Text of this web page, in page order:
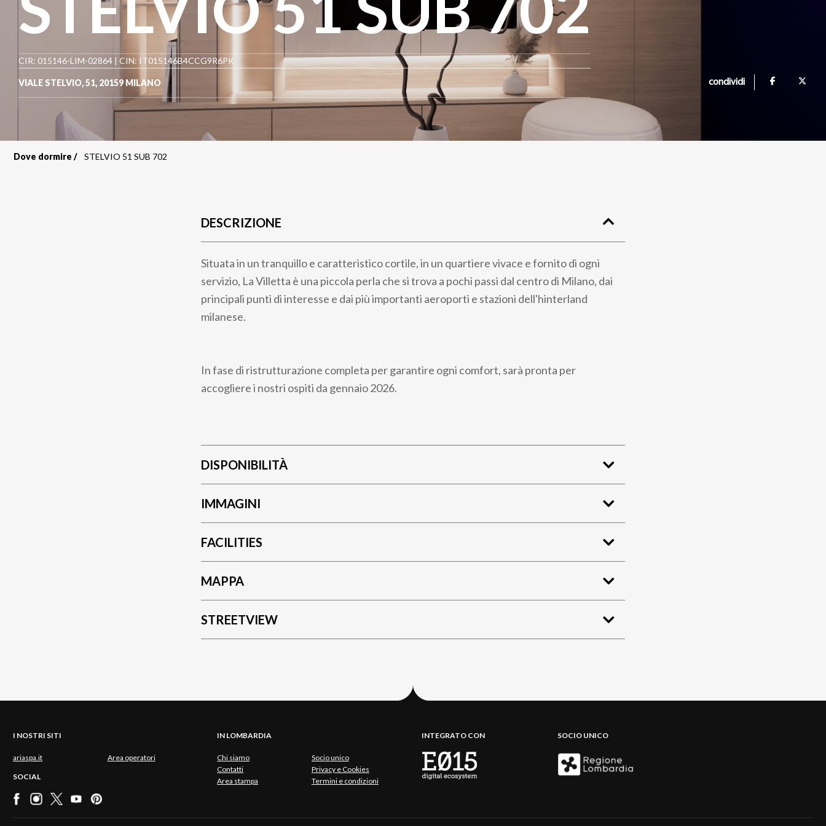
CIR: 015146-LIM-02864 | CIN: IT015146B4CCG9R6PK
VIALE STELVIO, 51, 20159 MILANO condividi
Dove dormire STELVIO 51 SUB 702
DESCRIZIONE
Situata in un tranquillo e caratteristico cortile, in un quartiere vivace e fornito di ogni
servizio, La Villetta è una piccola perla che si trova a pochi passi dal centro di Milano, dai
principali punti di interesse e dai più importanti aeroporti e stazioni dell'hinterland
milanese.
In fase di ristrutturazione completa per garantire ogni comfort, sarà pronta per
accogliere i nostri ospiti da gennaio 2026.
DISPONIBILITÀ
IMMAGINI
FACILITIES
MAPPA
STREETVIEW
I NOSTRI SITI
ariaspa.it Area operatori
SOCIAL
IN LOMBARDIA
Chi siamo
Socio unico
Contatti
Privacy e Cookies
Area stampa
Termini e condizioni
INTEGRATO CON SOCIO UNICO